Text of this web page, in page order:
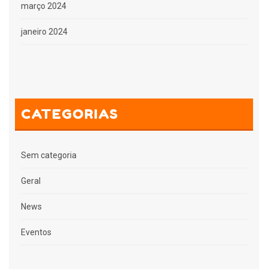
março 2024
janeiro 2024
CATEGORIAS
Sem categoria
Geral
News
Eventos